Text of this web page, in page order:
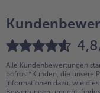
Alle Kundenbewertungen
bofrost*Kunden, die unsere
Informationen dazu, wie